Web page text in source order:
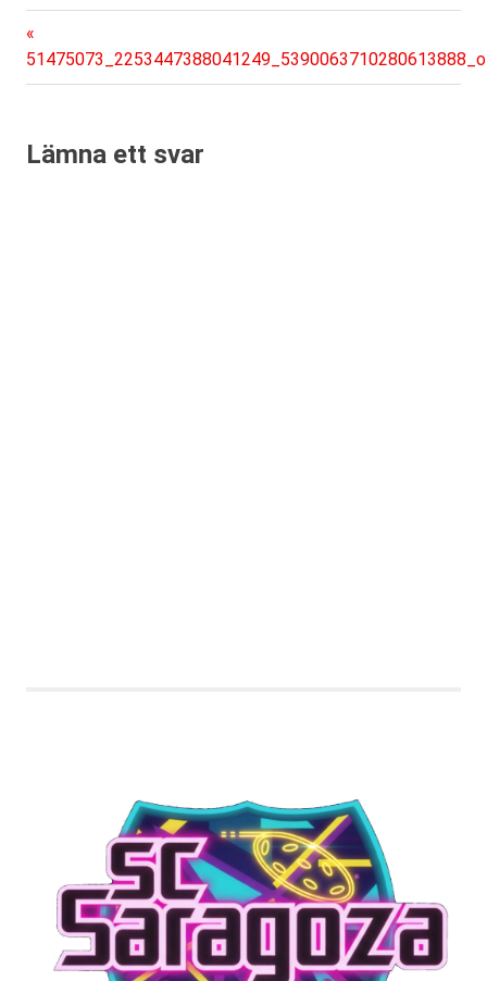
Inläggsnavigering
inlägg:
51475073_2253447388041249_5390063710280613888_o
Lämna ett svar